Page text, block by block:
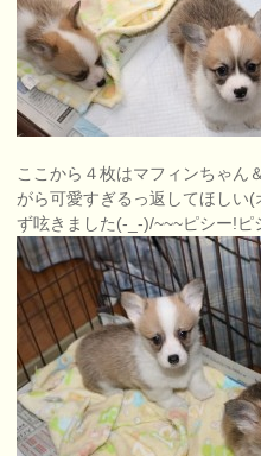
ここから４枚はマフィンちゃん
がら可愛すぎるっ返してほしい
ず呟きました(-_-)/~~~ピシー!ピ